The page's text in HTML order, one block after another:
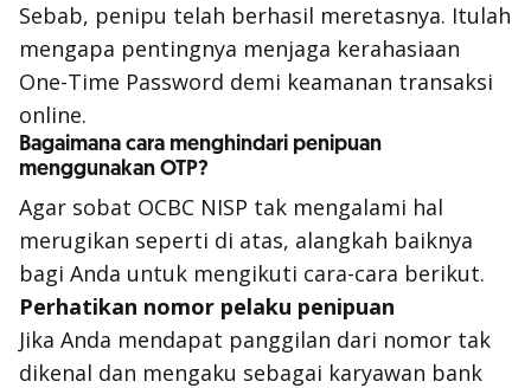
Sebab, penipu telah berhasil meretasnya. Itulah
mengapa pentingnya menjaga kerahasiaan
One-Time Password demi keamanan transaksi
online.
Bagaimana cara menghindari penipuan
menggunakan OTP?
Agar sobat OCBC NISP tak mengalami hal
merugikan seperti di atas, alangkah baiknya
bagi Anda untuk mengikuti cara-cara berikut.
Perhatikan nomor pelaku penipuan
Jika Anda mendapat panggilan dari nomor tak
dikenal dan mengaku sebagai karyawan bank